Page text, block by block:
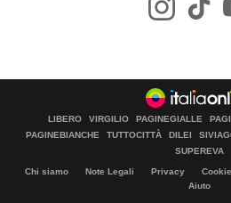
LIBERO VIRGILIO PAGINEGIALLE
PAGINEBIANCHE
TUTTOCITTÀ DILEI
SUPEREVA
Chi siamo Note Legali Privacy
Aiuto